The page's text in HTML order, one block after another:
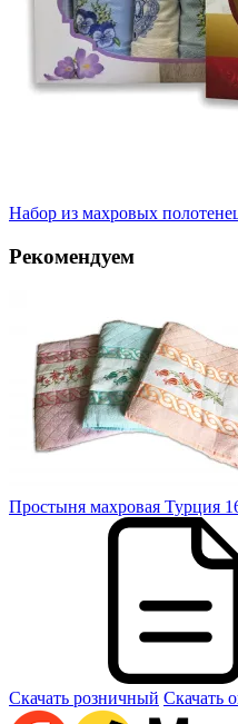
Набор из махровых
Рекомендуем
Простыня махровая Турция
Скачать розничный Скачать